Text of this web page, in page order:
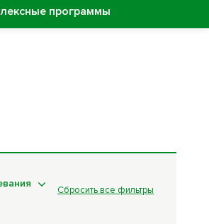
программы
Сбросить все фильтры